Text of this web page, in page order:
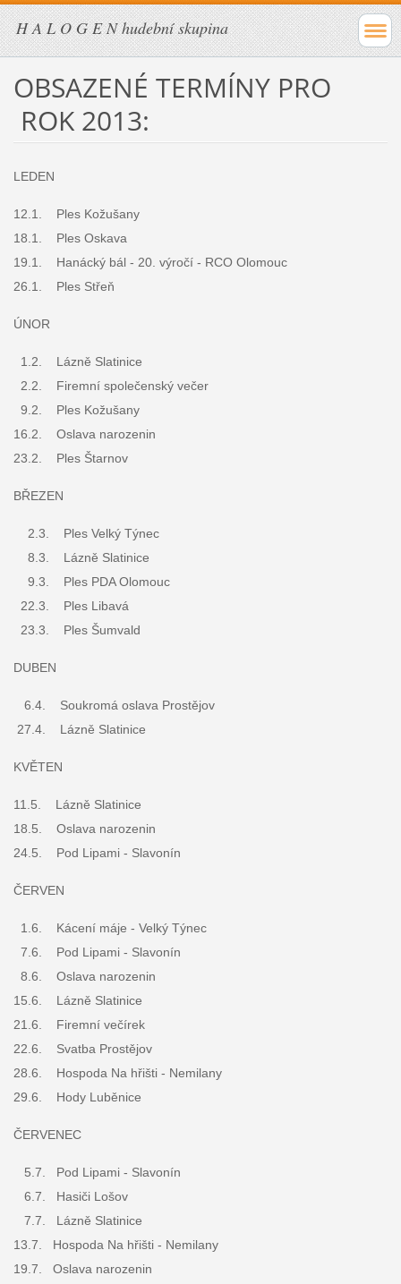
H A L O G E N hudební skupina
OBSAZENÉ TERMÍNY PRO
ROK 2013:
LEDEN
12.1. Ples Kožušany
18.1. Ples Oskava
19.1. Hanácký bál - 20. výročí - RCO Olomouc
26.1. Ples Střeň
ÚNOR
1.2. Lázně Slatinice
2.2. Firemní společenský večer
9.2. Ples Kožušany
16.2. Oslava narozenin
23.2. Ples Štarnov
BŘEZEN
2.3.
Ples Velký Týnec
8.3. Lázně Slatinice
9.3. Ples PDA Olomouc
22.3. Ples Libavá
23.3.
Ples Šumvald
DUBEN
6.4. Soukromá oslava Prostějov
27.4. Lázně Slatinice
KVĚTEN
11.5. Lázně Slatinice
18.5. Oslava narozenin
24.5. Pod Lipami - Slavonín
ČERVEN
1.6. Kácení máje - Velký Týnec
7.6. Pod Lipami - Slavonín
8.6. Oslava narozenin
15.6. Lázně Slatinice
21.6. Firemní večírek
22.6. Svatba Prostějov
28.6. Hospoda Na hřišti - Nemilany
29.6. Hody Luběnice
ČERVENEC
5.7. Pod Lipami - Slavonín
6.7. Hasiči Lošov
7.7. Lázně Slatinice
13.7. Hospoda Na hřišti - Nemilany
19.7. Oslava narozenin